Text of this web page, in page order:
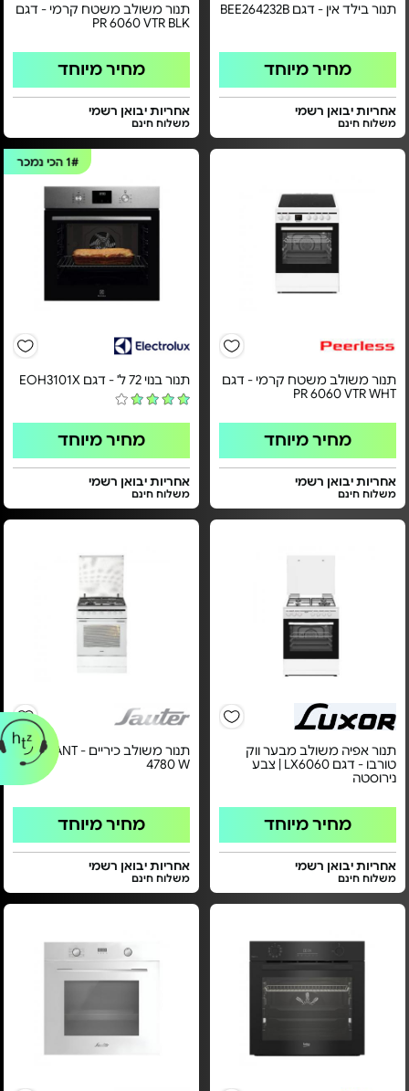
תנור בילד אין - דגם BEE264232B
מחיר מיוחד
אחריות יבואן רשמי
משלוח חינם
תנור משולב משטח קרמי - דגם
PR 6060 VTR BLK
מחיר מיוחד
אחריות יבואן רשמי
משלוח חינם
תנור משולב משטח קרמי - דגם
PR 6060 VTR WHT
מחיר מיוחד
אחריות יבואן רשמי
משלוח חינם
1#הכי נמכר
תנור בנוי 72 ל' - דגם EOH3101X
מחיר מיוחד
אחריות יבואן רשמי
משלוח חינם
תנור אפיה משולב מבער ווק
טורבו - דגם LX6060 | צבע
נירוסטה
מחיר מיוחד
אחריות יבואן רשמי
משלוח חינם
תנור משולב כיריים - ELEGANT
4780 W
מחיר מיוחד
אחריות יבואן רשמי
משלוח חינם